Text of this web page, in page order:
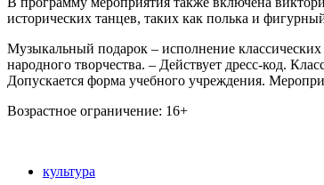
исторических танцев, таких как полька и
Музыкальный подарок – исполнение
народного творчества. – Действует дресс-код.
Допускается форма учебного учреждения.
Возрастное ограничение: 16+
культура